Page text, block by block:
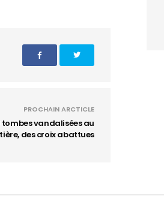
PROCHAIN ARCTICLE
tombes vandalisées au
des croix abattues